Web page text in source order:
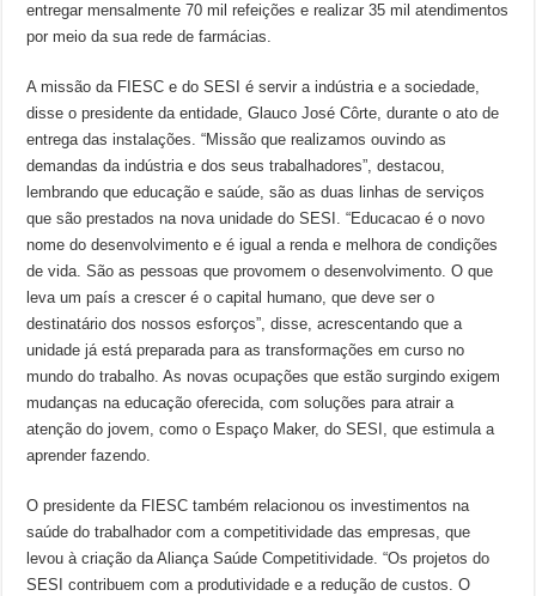
entregar mensalmente 70 mil refeições e realizar 35 mil atendimentos
por meio da sua rede de farmácias.
A missão da FIESC e do SESI é servir a indústria e a sociedade,
disse o presidente da entidade, Glauco José Côrte, durante o ato de
entrega das instalações. “Missão que realizamos ouvindo as
demandas da indústria e dos seus trabalhadores”, destacou,
lembrando que educação e saúde, são as duas linhas de serviços
que são prestados na nova unidade do SESI. “Educacao é o novo
nome do desenvolvimento e é igual a renda e melhora de condições
de vida. São as pessoas que provomem o desenvolvimento. O que
leva um país a crescer é o capital humano, que deve ser o
destinatário dos nossos esforços”, disse, acrescentando que a
unidade já está preparada para as transformações em curso no
mundo do trabalho. As novas ocupações que estão surgindo exigem
mudanças na educação oferecida, com soluções para atrair a
atenção do jovem, como o Espaço Maker, do SESI, que estimula a
aprender fazendo.
O presidente da FIESC também relacionou os investimentos na
saúde do trabalhador com a competitividade das empresas, que
levou à criação da Aliança Saúde Competitividade. “Os projetos do
SESI contribuem com a produtividade e a redução de custos. O